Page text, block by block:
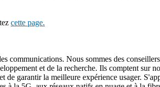
cette page.
Nous sommes des
et de la recherche. Ils comptent sur
de garantir la meilleure expérience usager.